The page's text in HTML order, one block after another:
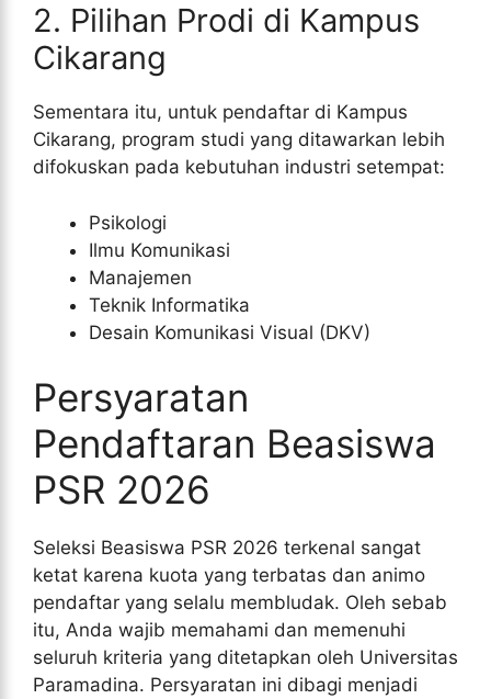
2. Pilihan Prodi di Kampus
Cikarang
Sementara itu, untuk pendaftar di Kampus
Cikarang, program studi yang ditawarkan lebih
difokuskan pada kebutuhan industri setempat:
Psikologi
Ilmu Komunikasi
Manajemen
Teknik Informatika
Desain Komunikasi Visual (DKV)
Persyaratan
Pendaftaran Beasiswa
PSR 2026
Seleksi Beasiswa PSR 2026 terkenal sangat
ketat karena kuota yang terbatas dan animo
pendaftar yang selalu membludak. Oleh sebab
itu, Anda wajib memahami dan memenuhi
seluruh kriteria yang ditetapkan oleh Universitas
Paramadina. Persyaratan ini dibagi menjadi